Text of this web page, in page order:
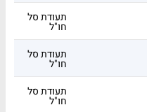
תעודת סל
חו"ל
תעודת סל
חו"ל
תעודת סל
חו"ל